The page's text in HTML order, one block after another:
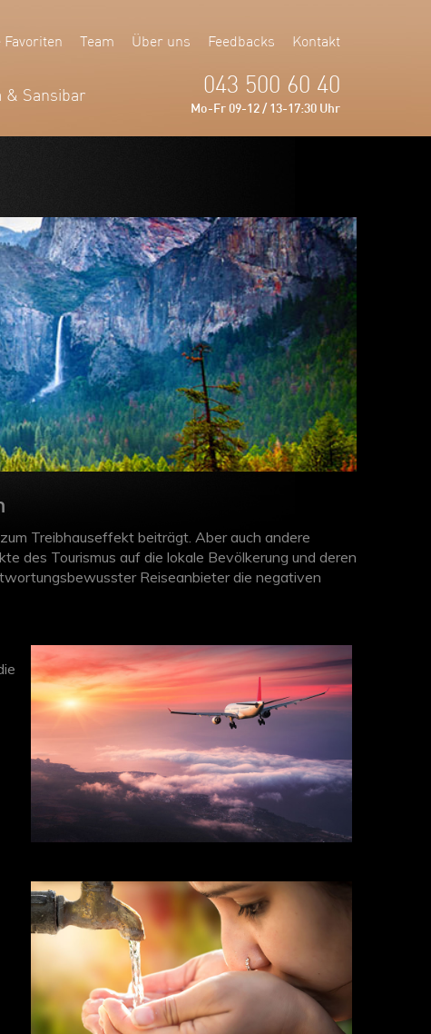
& Sansibar
Favoriten Team Über uns Feedbacks Kontakt
043 500 60 40
Mo-Fr 09-12 / 13-17:30 Uhr
Treibhauseffekt beiträgt. Aber auch andere
des Tourismus auf die lokale Bevölkerung und deren
Reiseanbieter die negativen